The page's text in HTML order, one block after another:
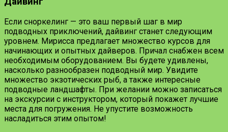
Если сноркелинг — это ваш первый шаг в мир
подводных приключений, дайвинг станет следующим
уровнем. Мирисса предлагает множество курсов для
начинающих и опытных дайверов. Причал снабжен всем
необходимым оборудованием. Вы будете удивлены,
насколько разнообразен подводный мир. Увидите
множество экзотических рыб, а также интересные
подводные ландшафты. При желании можно записаться
на экскурсии с инструктором, который покажет лучшие
места для погружения. Не упустите возможность
насладиться этим опытом!